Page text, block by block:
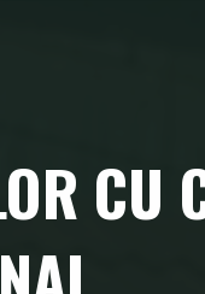
CU